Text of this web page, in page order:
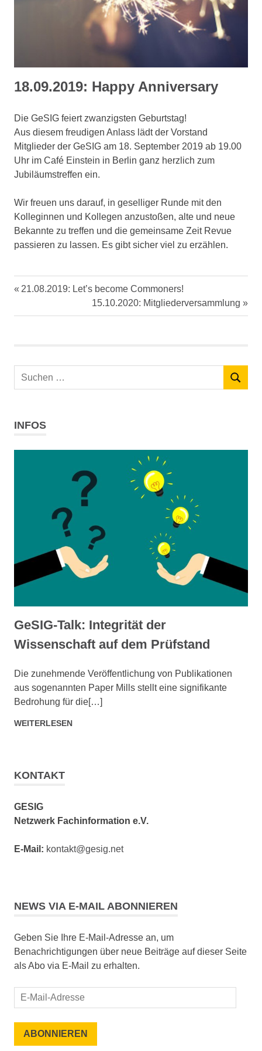
18.09.2019: Happy Anniversary
Die GeSIG feiert zwanzigsten Geburtstag!
Aus diesem freudigen Anlass lädt der Vorstand
Mitglieder der GeSIG am 18. September 2019 ab 19.00
Uhr im Café Einstein in Berlin ganz herzlich zum
Jubiläumstreffen ein.
Wir freuen uns darauf, in geselliger Runde mit den
Kolleginnen und Kollegen anzustoßen, alte und neue
Bekannte zu treffen und die gemeinsame Zeit Revue
passieren zu lassen. Es gibt sicher viel zu erzählen.
Beitrags-
Navigation
Vorheriger
21.08.2019: Let’s become Commoners!
Nächster
Beitrag:
15.10.2020: Mitgliederversammlung
Suchen
SUCHEN
INFOS
GeSIG-Talk: Integrität der
Wissenschaft auf dem Prüfstand
Die zunehmende Veröffentlichung von Publikationen
aus sogenannten Paper Mills stellt eine signifikante
Bedrohung für die[…]
WEITERLESEN
KONTAKT
GESIG
Netzwerk Fachinformation e.V.
E-Mail: kontakt@gesig.net
NEWS VIA E-MAIL ABONNIEREN
Geben Sie Ihre E-Mail-Adresse an, um
Benachrichtigungen über neue Beiträge auf dieser Seite
als Abo via E-Mail zu erhalten.
E-
Mail-
Adresse
ABONNIEREN